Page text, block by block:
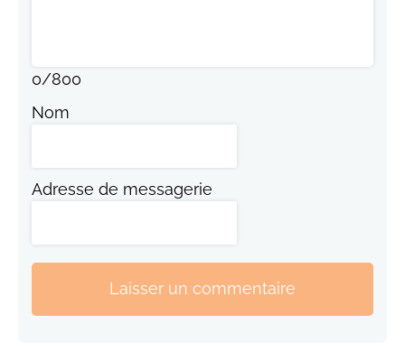
0/800
Nom
Adresse de messagerie
Laisser un commentaire